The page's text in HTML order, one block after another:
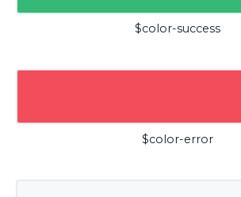
$color-success
$color-error